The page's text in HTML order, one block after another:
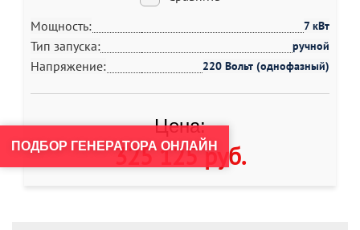
Мощность:
7 кВт
Тип запуска: ручной
Напряжение: 220 Вольт (однофазный)
Цена:
325 125 руб.
ПОДБОР ГЕНЕРАТОРА ОНЛАЙН